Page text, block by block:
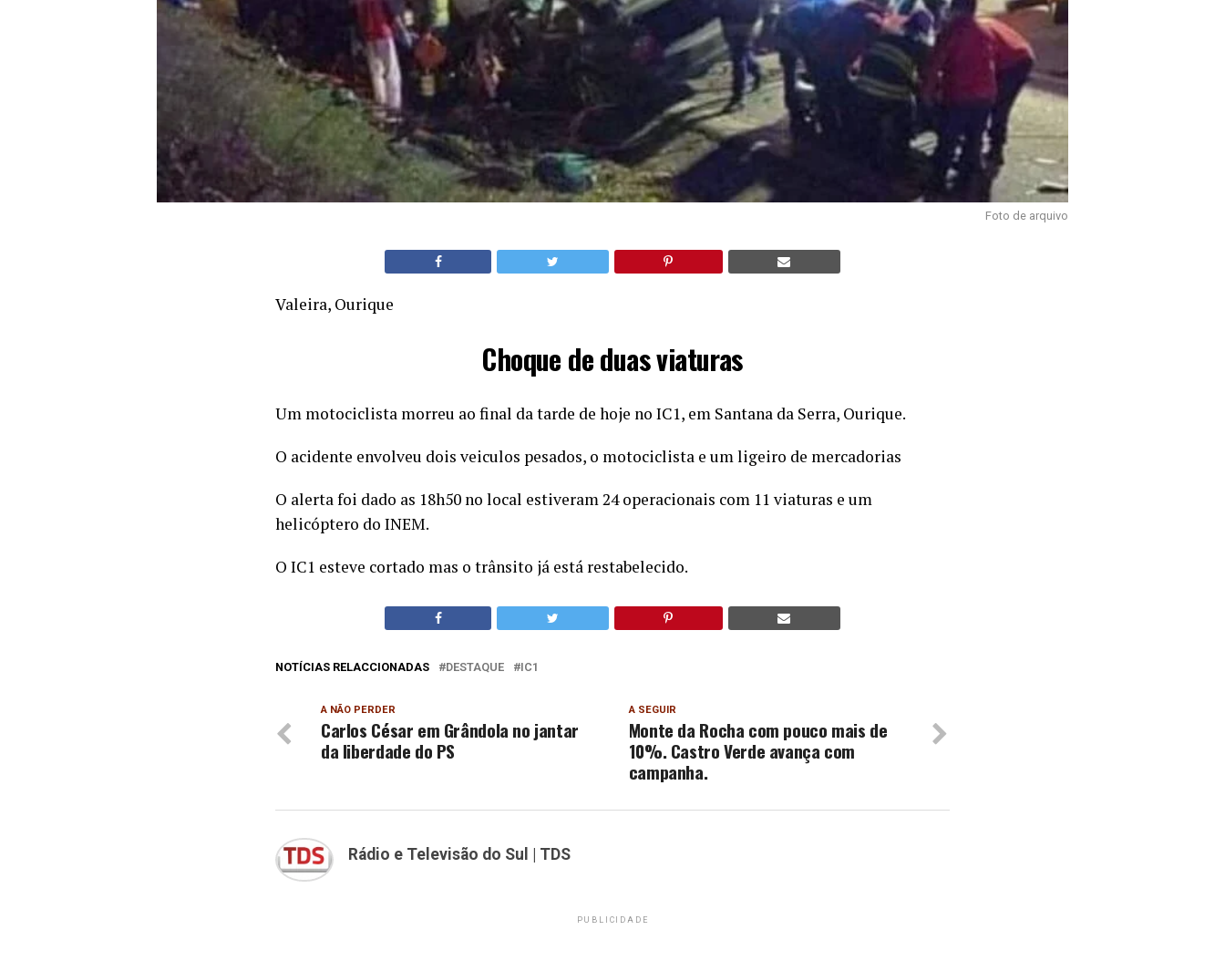
Foto de arquivo
Valeira, Ourique
Choque de duas viaturas
Um motociclista morreu ao final da tarde de hoje no IC1, em Santana da Serra, Ourique.
O acidente envolveu dois veiculos pesados, o motociclista e um ligeiro de mercadorias
O alerta foi dado as 18h50 no local estiveram 24 operacionais com 11 viaturas e um
helicóptero do INEM.
O IC1 esteve cortado mas o trânsito já está restabelecido.
NOTÍCIAS RELACCIONADAS DESTAQUE IC1
A SEGUIR
Monte da Rocha com pouco mais de
10%. Castro Verde avança com
campanha.
A NÃO PERDER
Carlos César em Grândola no jantar
da liberdade do PS
Rádio e Televisão do Sul | TDS
PUBLICIDADE